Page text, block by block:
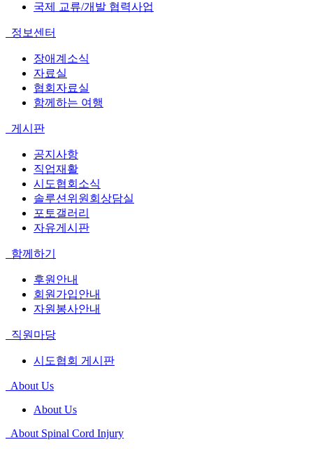
국제 교류/개발 협력사업
정보센터
장애계소식
자료실
협회자료실
함께하는 여행
게시판
공지사항
직업재활
시도협회소식
솔루션위원회상담실
포토갤러리
자유게시판
함께하기
후원안내
회원가입안내
자원봉사안내
직원마당
시도협회 게시판
About Us
About Us
About Spinal Cord Injury